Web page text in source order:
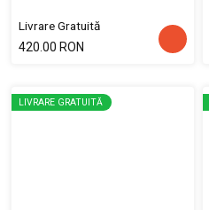
Livrare Gratuită
420.00 RON
LIVRARE GRATUITĂ